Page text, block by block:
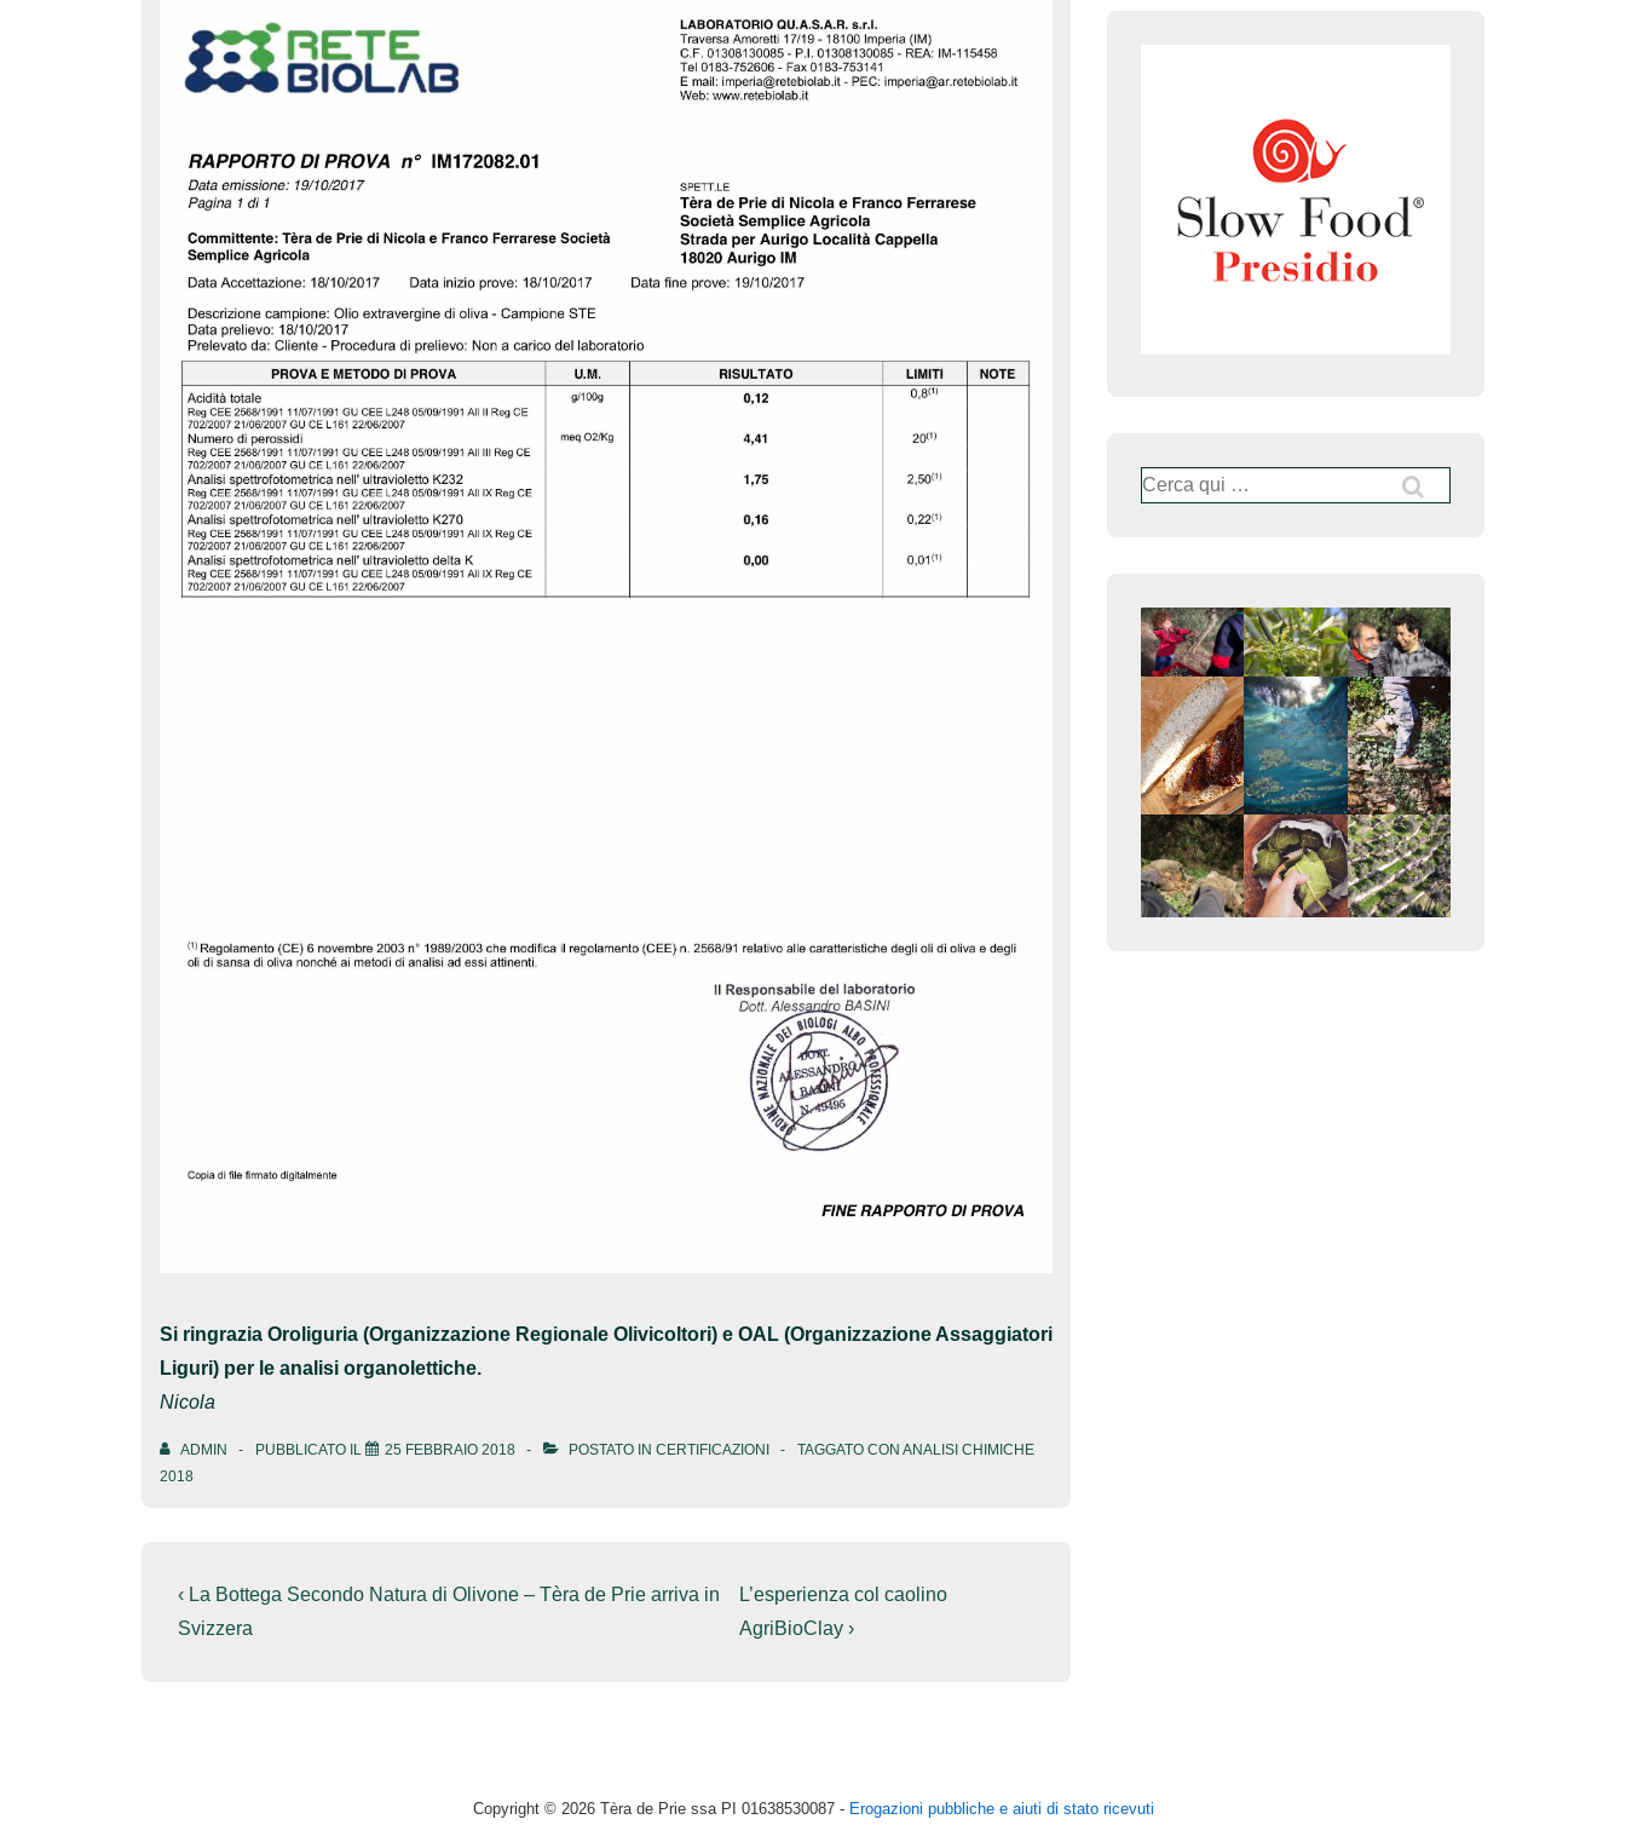
Si ringrazia Oroliguria (Organizzazione Regionale Olivicoltori) e OAL (Organizzazione Assaggiatori
Liguri) per le analisi organolettiche.
Nicola
ADMIN PUBBLICATO IL 25 FEBBRAIO 2018 POSTATO IN CERTIFICAZIONI TAGGATO CON ANALISI CHIMICHE
2018
Navigazione
articoli
L'articolo
precedente
‹ La Bottega Secondo Natura di Olivone – Tèra de Prie arriva in
Svizzera
Il
prossimo
L’esperienza col caolino
AgriBioClay ›
Cerca:
Copyright © 2026 Tèra de Prie ssa PI 01638530087 - Erogazioni pubbliche e aiuti di stato ricevuti